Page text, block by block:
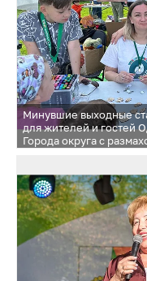
Минувшие выходные
для жителей и гостей
Города округа с